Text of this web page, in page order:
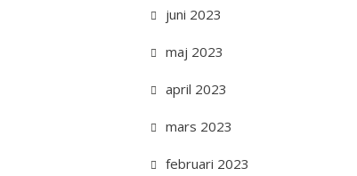
juni 2023
maj 2023
april 2023
mars 2023
februari 2023